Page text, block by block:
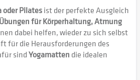
oder Pilatesist der perfekte Ausgleich
Übungen für Körperhaltung, Atmung
dabei helfen, wieder zu sich selbst
für die Herausforderungen des
sindYogamatten die idealen